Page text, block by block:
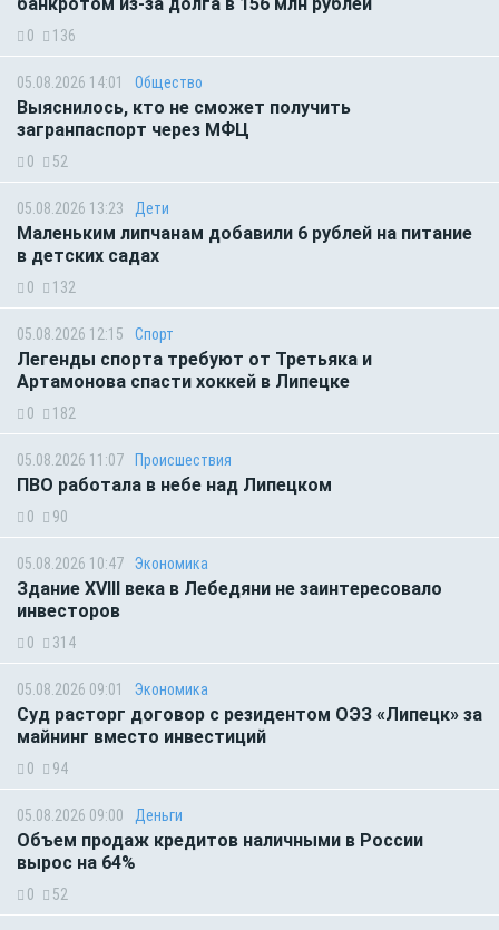
0 136
05.08.2026 14:01 Общество
Выяснилось, кто не сможет получить
загранпаспорт через МФЦ
0 52
05.08.2026 13:23 Дети
Маленьким липчанам добавили 6 рублей на питание
в детских садах
0 132
05.08.2026 12:15 Спорт
Легенды спорта требуют от Третьяка и
Артамонова спасти хоккей в Липецке
0 182
05.08.2026 11:07 Происшествия
ПВО работала в небе над Липецком
0 90
05.08.2026 10:47 Экономика
Здание XVIII века в Лебедяни не заинтересовало
инвесторов
0 314
05.08.2026 09:01 Экономика
Суд расторг договор с резидентом ОЭЗ «Липецк» за
майнинг вместо инвестиций
0 94
05.08.2026 09:00 Деньги
Объем продаж кредитов наличными в России
вырос на 64%
0 52